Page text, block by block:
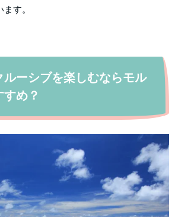
す。
ルーシブを楽しむならモル
め？